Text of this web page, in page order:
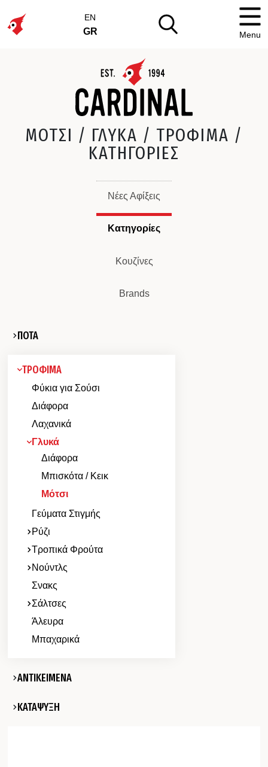
EN
GR Menu
ΜΟΤΣΙ / ΓΛΥΚΑ / ΤΡΟΦΙΜΑ /
ΚΑΤΗΓΟΡΙΕΣ
Νέες Αφίξεις
Κατηγορίες
Κουζίνες
Brands
ΠΟΤΑ
ΤΡΟΦΙΜΑ
Φύκια για Σούσι
Διάφορα
Λαχανικά
Γλυκά
Διάφορα
Μπισκότα / Κεικ
Μότσι
Γεύματα Στιγμής
Ρύζι
Τροπικά Φρούτα
Νούντλς
Σνακς
Σάλτσες
Άλευρα
Μπαχαρικά
ΑΝΤΙΚΕΙΜΕΝΑ
ΚΑΤΑΨΥΞΗ